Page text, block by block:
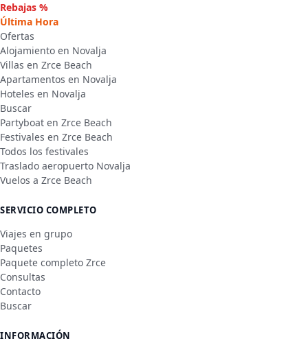
Rebajas %
Última Hora
Ofertas
Alojamiento en Novalja
Villas en Zrce Beach
Apartamentos en Novalja
Hoteles en Novalja
Buscar
Partyboat en Zrce Beach
Festivales en Zrce Beach
Todos los festivales
Traslado aeropuerto Novalja
Vuelos a Zrce Beach
SERVICIO COMPLETO
Viajes en grupo
Paquetes
Paquete completo Zrce
Consultas
Contacto
Buscar
INFORMACIÓN